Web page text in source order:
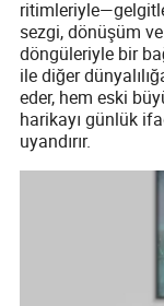
sezgi, dönüşüm
döngüleriyle bir
ile diğer
eder, hem eski
harikayı günlük
uyandırır.